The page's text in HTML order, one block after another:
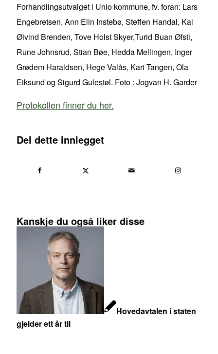
Forhandlingsutvalget i Unio kommune, fv. foran: Lars
Engebretsen, Ann Elin Instebø, Steffen Handal, Kai
Øivind Brenden, Tove Holst Skyer,Turid Buan Øfsti,
Rune Johnsrud, Stian Bøe, Hedda Mellingen, Inger
Grødem Haraldsen, Hege Valås, Kari Tangen, Ola
Eiksund og Sigurd Gulestøl. Foto : Jogvan H. Garder
Protokollen finner du her.
Del dette innlegget
Kanskje du også liker disse
Hovedavtalen i staten
gjelder ett år til